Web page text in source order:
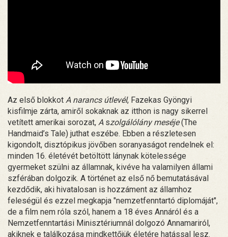
Az első blokkot A narancs útlevél, Fazekas Gyöngyi
kisfilmje zárta, amiről sokaknak az itthon is nagy sikerrel
vetített amerikai sorozat, A szolgálólány meséje(The
Handmaid’s Tale) juthat eszébe. Ebben a részletesen
kigondolt, disztópikus jövőben soranyaságot rendelnek el:
minden 16. életévét betöltött lánynak kötelessége
gyermeket szülni az államnak, kivéve ha valamilyen állami
szférában dolgozik. A történet az első nő bemutatásával
kezdődik, aki hivatalosan is hozzáment az államhoz
feleségül és ezzel megkapja "nemzetfenntartó diplomáját",
de a film nem róla szól, hanem a 18 éves Annáról és a
Nemzetfenntartási Minisztériumnál dolgozó Annamariról,
akiknek e találkozása mindkettőjük életére hatással lesz.